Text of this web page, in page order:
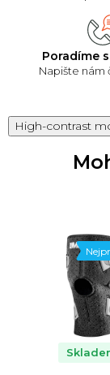
Poradíme
Napište nám
High-contrast